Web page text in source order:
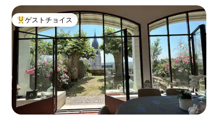
大好評のゲストチョイスです。
ゲストチョイス